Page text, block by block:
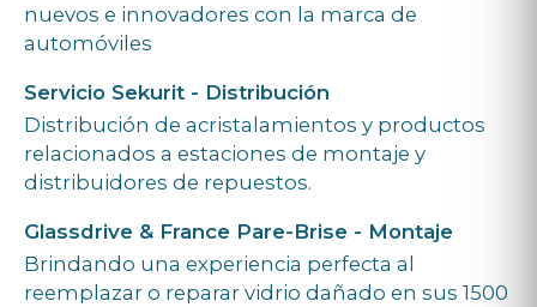
nuevos e innovadores con la marca de
automóviles
Servicio Sekurit - Distribución
Distribución de acristalamientos y productos
relacionados a estaciones de montaje y
distribuidores de repuestos.
Glassdrive & France Pare-Brise - Montaje
Brindando una experiencia perfecta al
reemplazar o reparar vidrio dañado en sus 1500